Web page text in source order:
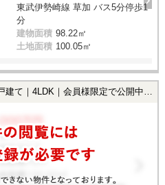
東武伊勢崎線 草加 バス5分停歩1
分
建物面積 98.22㎡
土地面積 100.05㎡
て｜4LDK｜会員様限定で公開中！】